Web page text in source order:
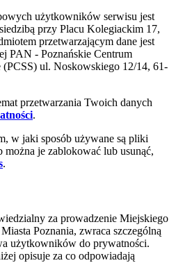
użytkowników serwisu jest
przy Placu Kolegiackim 17,
przetwarzającym dane jest
PAN - Poznańskie Centrum
ul. Noskowskiego 12/14, 61-
przetwarzania Twoich danych
.
w jaki sposób używane są pliki
można je zablokować lub usunąć,
.
za prowadzenie Miejskiego
Poznania, zwraca szczególną
użytkowników do prywatności.
opisuje za co odpowiadają